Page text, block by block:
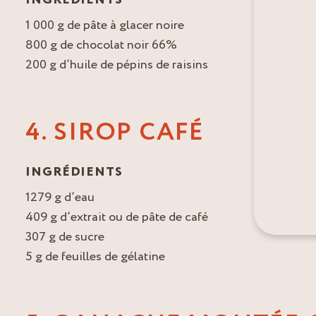
1 000 g de pâte à glacer noire
800 g de chocolat noir 66%
200 g d’huile de pépins de raisins
4. SIROP CAFÉ
INGRÉDIENTS
1279 g d’eau
409 g d’extrait ou de pâte de café
307 g de sucre
5 g de feuilles de gélatine